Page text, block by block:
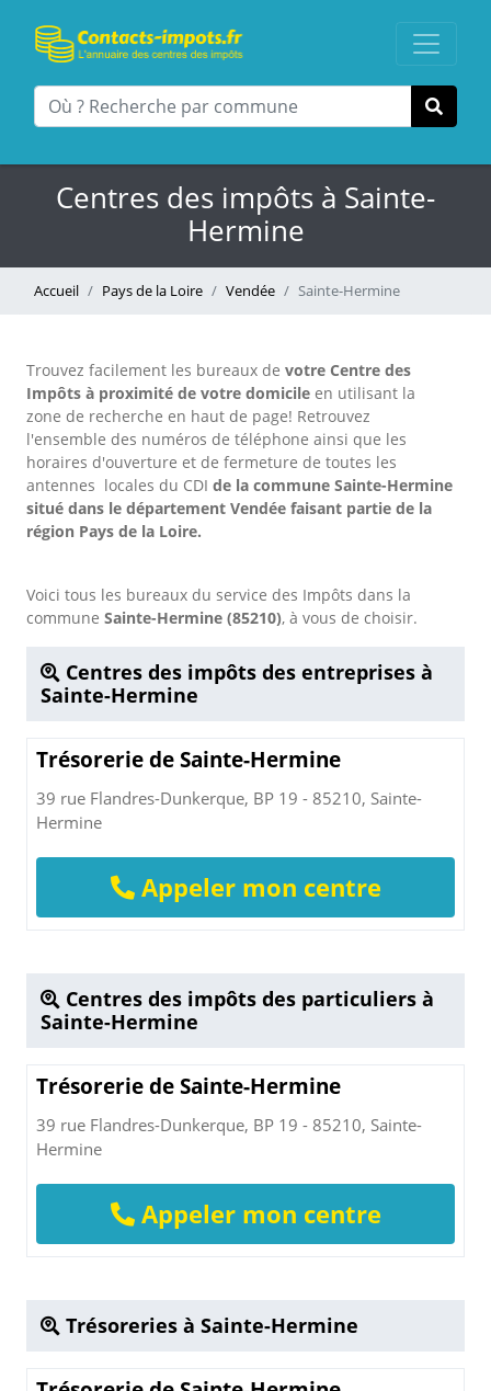
Centres des impôts à Sainte-
Hermine
Accueil Pays de la Loire Vendée Sainte-Hermine
Trouvez facilement les bureaux de votre Centre des
Impôts à proximité de votre domicile en utilisant la
zone de recherche en haut de page! Retrouvez
l'ensemble des numéros de téléphone ainsi que les
horaires d'ouverture et de fermeture de toutes les
antennes locales du CDI de la commune Sainte-Hermine
situé dans le département Vendée faisant partie de la
région Pays de la Loire.
Voici tous les bureaux du service des Impôts dans la
commune Sainte-Hermine (85210), à vous de choisir.
Centres des impôts des entreprises à
Sainte-Hermine
Trésorerie de Sainte-Hermine
39 rue Flandres-Dunkerque, BP 19 - 85210, Sainte-
Hermine
Appeler mon centre
Centres des impôts des particuliers à
Sainte-Hermine
Trésorerie de Sainte-Hermine
39 rue Flandres-Dunkerque, BP 19 - 85210, Sainte-
Hermine
Appeler mon centre
Trésoreries à Sainte-Hermine